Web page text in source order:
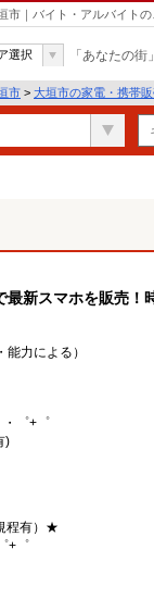
｜バイト・アルバイト
選択 「あなたの
市 > 大垣市の家電・携帯
最新スマホを販売！
力による）
・゜+゜
)
程有）★
+゜